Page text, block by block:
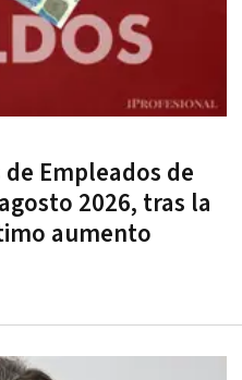
Empleados de
2026, tras la
aumento